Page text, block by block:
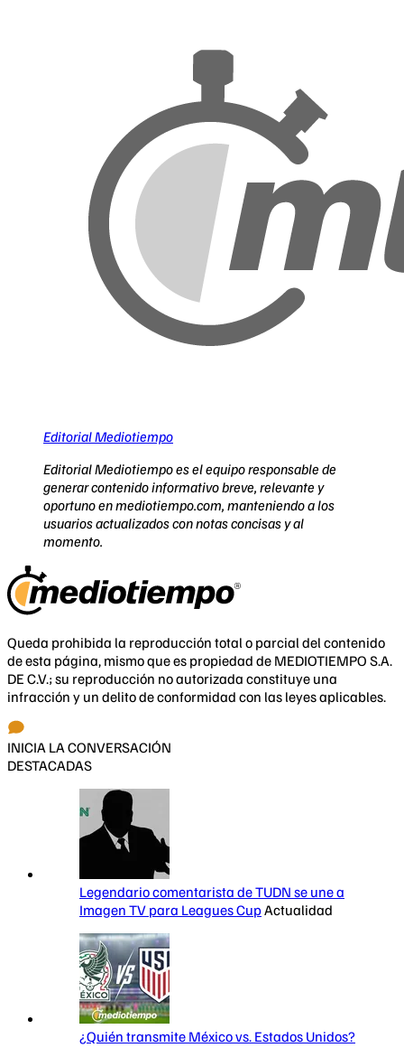
Editorial Mediotiempo
Editorial Mediotiempo es el equipo responsable de
generar contenido informativo breve, relevante y
oportuno en mediotiempo.com, manteniendo a los
usuarios actualizados con notas concisas y al
momento.
Queda prohibida la reproducción total o parcial del contenido
de esta página, mismo que es propiedad de MEDIOTIEMPO S.A.
DE C.V.; su reproducción no autorizada constituye una
infracción y un delito de conformidad con las leyes aplicables.
INICIA LA CONVERSACIÓN
DESTACADAS
Legendario comentarista de TUDN se une a
Imagen TV para Leagues CupActualidad
¿Quién transmite México vs. Estados Unidos?